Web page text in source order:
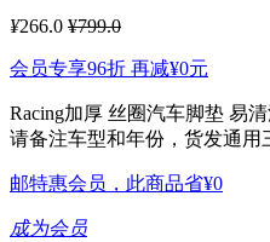
¥266.0 ¥799.0
会员专享96折 再减¥0元
Racing加厚 丝圈汽车脚垫 易
请备注车型和年份，货发通用
邮特惠会员，此商品省¥0
成为会员